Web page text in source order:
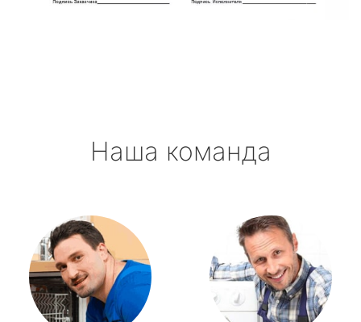
Наша команда